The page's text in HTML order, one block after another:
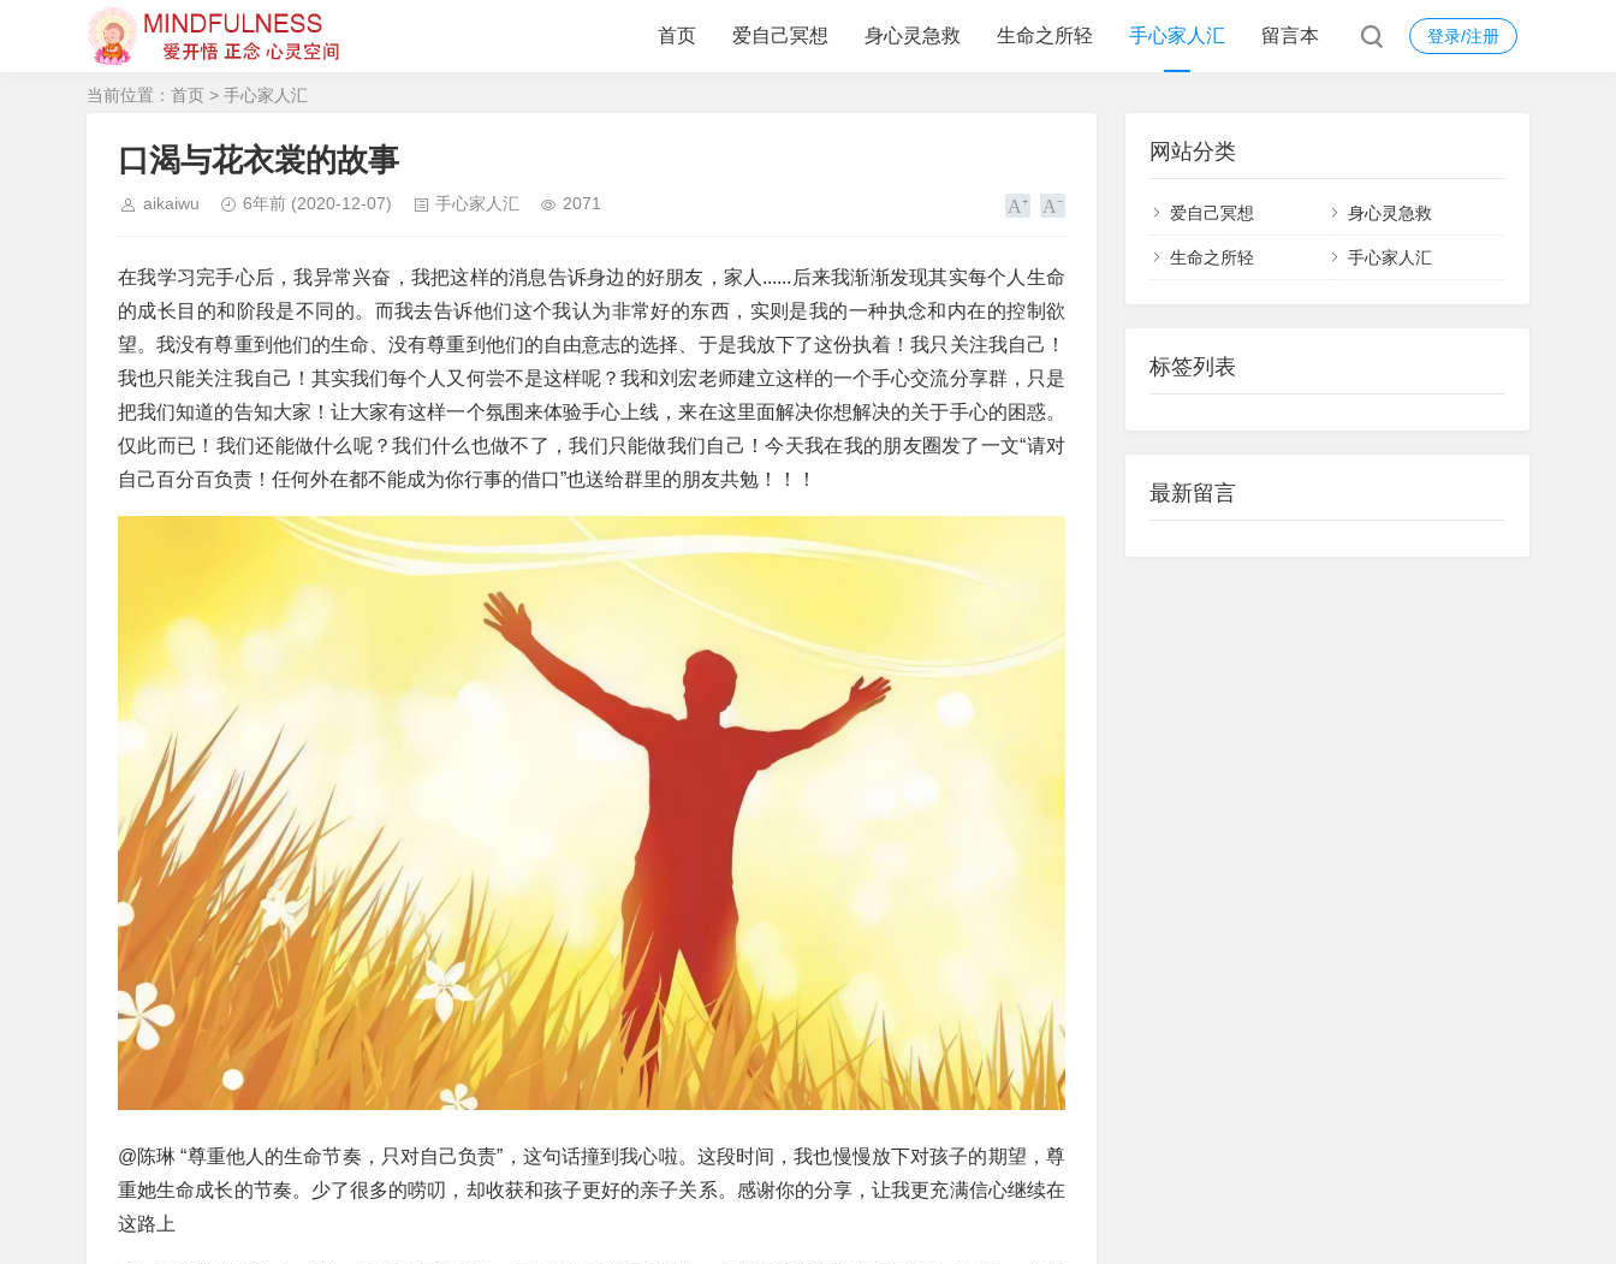
登录/注册
首页 爱自己冥想 身心灵急救 生命之所轻 手心家人汇 留言本
当前位置： 首页 > 手心家人汇
口渴与花衣裳的故事
aikaiwu 6年前 (2020-12-07) 手心家人汇 2071
在我学习完手心后，我异常兴奋，我把这样的消息告诉身边的好朋友，家人......后来我渐渐发现其实每个人生命
的成长目的和阶段是不同的。而我去告诉他们这个我认为非常好的东西，实则是我的一种执念和内在的控制欲
望。我没有尊重到他们的生命、没有尊重到他们的自由意志的选择、于是我放下了这份执着！我只关注我自己！
我也只能关注我自己！其实我们每个人又何尝不是这样呢？我和刘宏老师建立这样的一个手心交流分享群，只是
把我们知道的告知大家！让大家有这样一个氛围来体验手心上线，来在这里面解决你想解决的关于手心的困惑。
仅此而已！我们还能做什么呢？我们什么也做不了，我们只能做我们自己！今天我在我的朋友圈发了一文“请对
自己百分百负责！任何外在都不能成为你行事的借口”也送给群里的朋友共勉！！！
@陈琳 “尊重他人的生命节奏，只对自己负责”，这句话撞到我心️啦。这段时间，我也慢慢放下对孩子的期望，尊
重她生命成长的节奏。少了很多的唠叨，却收获和孩子更好的亲子关系。感谢你的分享，让我更充满信心继续在
这路上
网站分类
爱自己冥想 身心灵急救
生命之所轻 手心家人汇
标签列表
最新留言